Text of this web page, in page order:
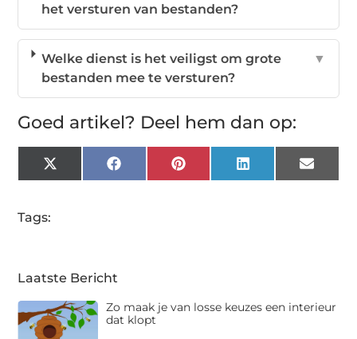
het versturen van bestanden?
Welke dienst is het veiligst om grote
bestanden mee te versturen?
▼
Goed artikel? Deel hem dan op:
X
(Twitter)
FacebookPinterestLinkedIn Email
Tags:
Laatste Bericht
Zo maak je van losse keuzes een interieur
dat klopt